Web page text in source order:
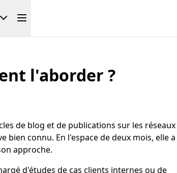
l'aborder ?
de blog et de publications sur les réseaux
connu. En l'espace de deux mois, elle a
approche.
d'études de cas clients internes ou de